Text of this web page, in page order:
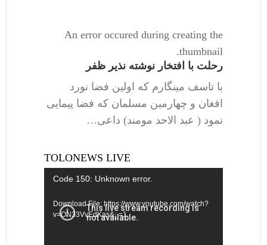
An error occured during creating the
thumbnail.
رحلت با افتخار نوشته نذیر ظفر
با تاسف مینگارم که اولین فضا نورد
افغان و چهارمین مسلمان که فضا پیمایی
نمود ( عبد الاحد مومند) داعی…
TOLONEWS LIVE
Video
Code 150: Unknown error.
Download File: https://www.youtube.com/watch?
v=ON33VvEdKas&_=1